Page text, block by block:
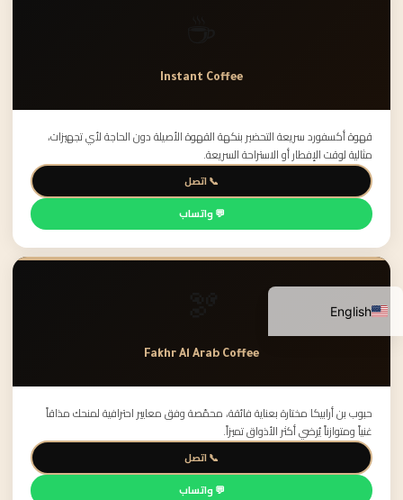
Instant Coffee
قهوة أكسفورد سريعة التحضير بنكهة القهوة الأصيلة دون الحاجة لأي تجهيزات،
مثالية لوقت الإفطار أو الاستراحة السريعة.
📞 اتصل
💬 واتساب
Fakhr Al Arab Coffee
حبوب بن أرابيكا مختارة بعناية فائقة، محمّصة وفق معايير احترافية لمنحك مذاقاً
غنياً ومتوازناً يُرضي أكثر الأذواق تميزاً.
📞 اتصل
💬 واتساب
English